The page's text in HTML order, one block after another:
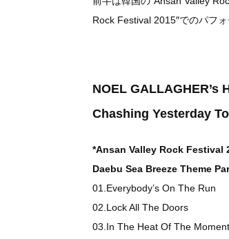
Rock Festival 2015″でのパフ
NOEL GALLAGHER’s
Chashing Yesterday
*Ansan Valley Rock Festival
Daebu Sea Breeze Theme
01.Everybody’s On The Run
02.Lock All The Doors
03.In The Heat Of The Moment